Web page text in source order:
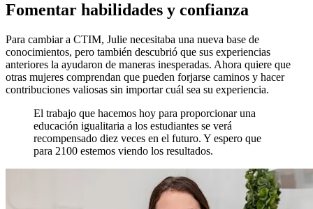
Fomentar habilidades y confianza
Para cambiar a CTIM, Julie necesitaba una nueva base de
conocimientos, pero también descubrió que sus experiencias
anteriores la ayudaron de maneras inesperadas. Ahora quiere que
otras mujeres comprendan que pueden forjarse caminos y hacer
contribuciones valiosas sin importar cuál sea su experiencia.
El trabajo que hacemos hoy para proporcionar una
educación igualitaria a los estudiantes se verá
recompensado diez veces en el futuro. Y espero que
para 2100 estemos viendo los resultados.